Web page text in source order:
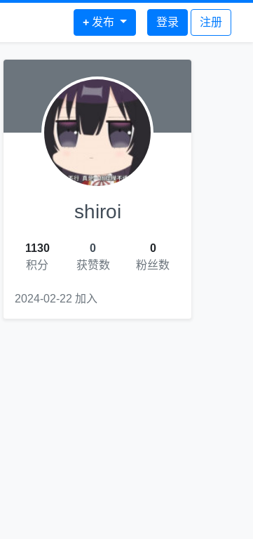
+ 发布 登录 注册
shiroi
1130
积分
0
获赞数
0
粉丝数
2024-02-22 加入